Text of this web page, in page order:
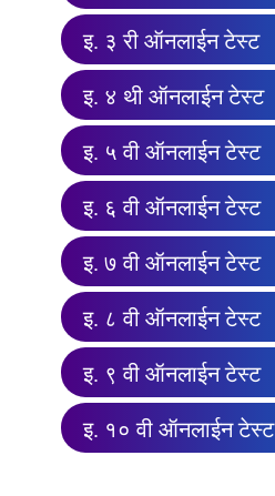
इ. ३ री ऑनलाईन टेस्ट
इ. ४ थी ऑनलाईन टेस्ट
इ. ५ वी ऑनलाईन टेस्ट
इ. ६ वी ऑनलाईन टेस्ट
इ. ७ वी ऑनलाईन टेस्ट
इ. ८ वी ऑनलाईन टेस्ट
इ. ९ वी ऑनलाईन टेस्ट
इ. १० वी ऑनलाईन टेस्ट